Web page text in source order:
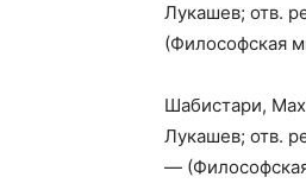
Лукашев; отв.
(Философская
Шабистари,
Лукашев; отв.
—